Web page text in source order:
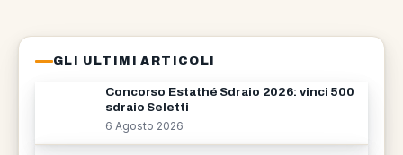
GLI ULTIMI ARTICOLI
Concorso Estathé Sdraio 2026: vinci 500
sdraio Seletti
6 Agosto 2026